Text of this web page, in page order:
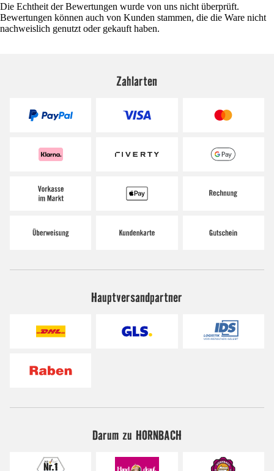
Die Echtheit der Bewertungen wurde von uns nicht überprüft.
Bewertungen können auch von Kunden stammen, die die Ware nicht
nachweislich genutzt oder gekauft haben.
Zahlarten
Hauptversandpartner
Darum zu HORNBACH